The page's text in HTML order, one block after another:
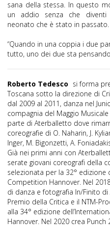
sana della stessa. In questo
un addio senza che diventi
neonato che è stato in passato.
“Quando in una coppia i due
tutto, uno dei due sta
Roberto Tedesco si forma
Toscana sotto la direzione di
dal 2009 al 2011, danza nel
compagnia del Maggio
parte di Aterballetto dove
coreografie di O. Naharin, J.
Inger, M. Bigonzetti, A.
Già nei primi anni con
serate giovani coreografi della
selezionata per la 32° edizione
Competition Hannover. Nel
di danza e fotografia In/Finito
Premio della Critica e il NTM-
alla 34° edizione
Hannover. Nel 2020 crea